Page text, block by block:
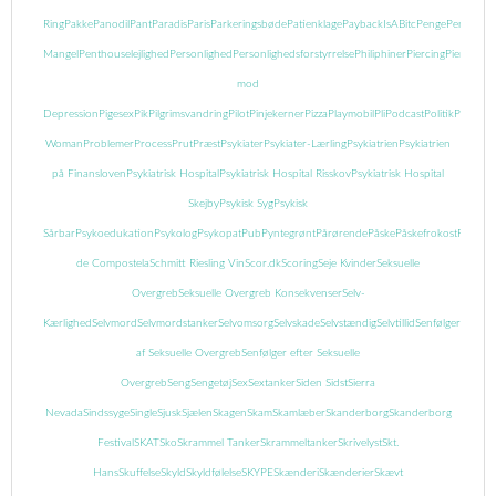
RingPakkePanodil PantParadisParisParkeringsbødePatienklagePaybackIsABitcPenge
Mangel Penthouselejlighed Personlighed PersonlighedsforstyrrelsePhiliphinerPiercingPiercing
mod
Depression PigesexPikPilgrimsvandringPilotPinjekernerPizza Playmobil PliPodcastPolitik
Woman ProblemerProcessPrutPræstPsykiaterPsykiater-LærlingPsykiatrien Psykiatrien
på Finansloven Psykiatrisk Hospital Psykiatrisk Hospital RisskovPsykiatrisk Hospital
SkejbyPsykisk SygPsykisk
SårbarPsykoedukation PsykologPsykopatPub PyntegrøntPårørendePåskePåskefrokostPædofili
de CompostelaSchmitt Riesling VinScor.dkScoringSeje KvinderSeksuelle
OvergrebSeksuelle Overgreb KonsekvenserSelv-
KærlighedSelvmordSelvmordstankerSelvomsorgSelvskadeSelvstændigSelvtillidSenfølger
af Seksuelle OvergrebSenfølger efter Seksuelle
OvergrebSengSengetøjSexSextankerSiden SidstSierra
NevadaSindssygeSingleSjuskSjælenSkagenSkamSkamlæberSkanderborgSkanderborg
Festival SKATSkoSkrammel TankerSkrammeltankerSkrivelystSkt.
HansSkuffelseSkyld SkyldfølelseSKYPESkænderiSkænderierSkævt